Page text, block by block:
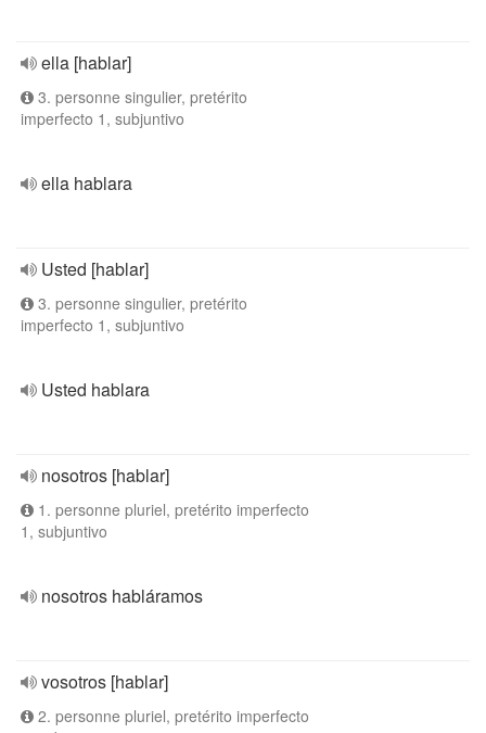
ella [hablar]
3. personne singulier, pretérito
imperfecto 1, subjuntivo
ella hablara
Usted [hablar]
3. personne singulier, pretérito
imperfecto 1, subjuntivo
Usted hablara
nosotros [hablar]
1. personne pluriel, pretérito imperfecto
1, subjuntivo
nosotros habláramos
vosotros [hablar]
2. personne pluriel, pretérito imperfecto